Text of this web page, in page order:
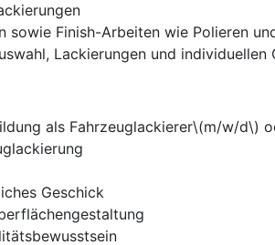
Finish-Arbeiten wie Polieren
Lackierungen und
als Fahrzeuglackierer\(m/w/d\)
Geschick